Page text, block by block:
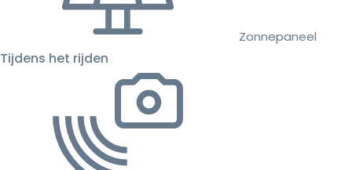
Zonnepaneel
Tijdens het rijden